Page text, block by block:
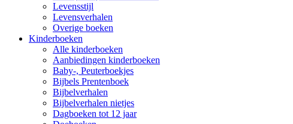
Levensstijl
Levensverhalen
Overige boeken
Kinderboeken
Alle kinderboeken
Aanbiedingen kinderboeken
Baby-, Peuterboekjes
Bijbels Prentenboek
Bijbelverhalen
Bijbelverhalen nietjes
Dagboeken tot 12 jaar